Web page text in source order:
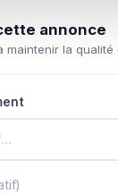
annonce
maintenir la qualité